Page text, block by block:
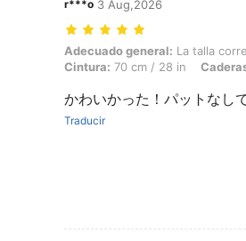
r***o 3 Aug,2026
Adecuado general: La talla
Adecuado general: La talla
Cintura: 70 cm / 28 in
かわいかった！パットなし
Traducir